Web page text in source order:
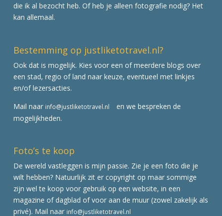
die ik al bezocht heb. Of heb je alleen fotografie nodig? Het
kan allemaal.
Bestemming op justliketotravel.nl?
Ook dat is mogelijk. Kies voor een of meerdere blogs over
een stad, regio of land naar keuze, eventueel met linkjes
en/of lezersacties.
Mail naar info@justliketotravel.nl
en we bespreken de
mogelijkheden.
Foto’s te koop
De wereld vastleggen is mijn passie. Zie je een foto die je
wilt hebben? Natuurlijk zit er copyright op maar sommige
zijn wel te koop voor gebruik op een website, in een
magazine of dagblad of voor aan de muur (zowel zakelijk als
privé). Mail naar info@justliketotravel.nl